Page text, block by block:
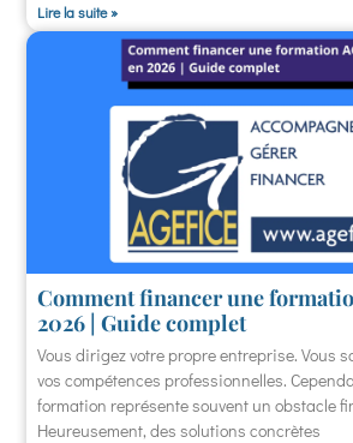
Lire la suite »
Comment financer une
2026 | Guide complet
Vous dirigez votre propre entreprise. Vous
vos compétences professionnelles.
formation représente souvent un obstacle
Heureusement, des solutions concrètes